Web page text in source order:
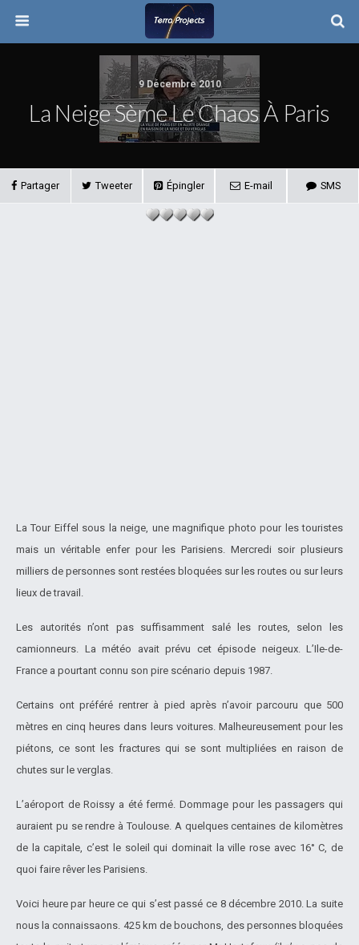
9 Décembre 2010
La Neige Sème Le Chaos À Paris
Partager Tweeter Épingler E-mail SMS
La Tour Eiffel sous la neige, une magnifique photo pour les touristes
mais un véritable enfer pour les Parisiens. Mercredi soir plusieurs
milliers de personnes sont restées bloquées sur les routes ou sur leurs
lieux de travail.
Les autorités n’ont pas suffisamment salé les routes, selon les
camionneurs. La météo avait prévu cet épisode neigeux. L’Ile-de-
France a pourtant connu son pire scénario depuis 1987.
Certains ont préféré rentrer à pied après n’avoir parcouru que 500
mètres en cinq heures dans leurs voitures. Malheureusement pour les
piétons, ce sont les fractures qui se sont multipliées en raison de
chutes sur le verglas.
L’aéroport de Roissy a été fermé. Dommage pour les passagers qui
auraient pu se rendre à Toulouse. A quelques centaines de kilomètres
de la capitale, c’est le soleil qui dominait la ville rose avec 16° C, de
quoi faire rêver les Parisiens.
Voici heure par heure ce qui s’est passé ce 8 décembre 2010. La suite
nous la connaissaons. 425 km de bouchons, des personnes bloquées